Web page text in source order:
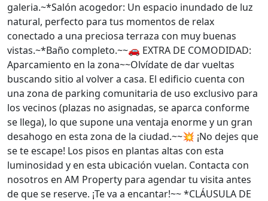
galeria.~*Salón acogedor: Un espacio inundado de luz
natural, perfecto para tus momentos de relax
conectado a una preciosa terraza con muy buenas
vistas.~*Baño completo.~~🚗 EXTRA DE COMODIDAD:
Aparcamiento en la zona~~Olvídate de dar vueltas
buscando sitio al volver a casa. El edificio cuenta con
una zona de parking comunitaria de uso exclusivo para
los vecinos (plazas no asignadas, se aparca conforme
se llega), lo que supone una ventaja enorme y un gran
desahogo en esta zona de la ciudad.~~💥 ¡No dejes que
se te escape! Los pisos en plantas altas con esta
luminosidad y en esta ubicación vuelan. Contacta con
nosotros en AM Property para agendar tu visita antes
de que se reserve. ¡Te va a encantar!~~ *CLÁUSULA DE